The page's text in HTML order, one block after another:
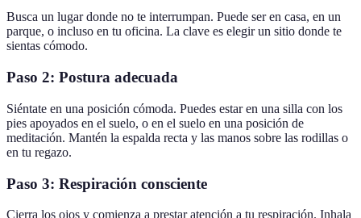
Busca un lugar donde no te interrumpan. Puede ser en casa, en un
parque, o incluso en tu oficina. La clave es elegir un sitio donde te
sientas cómodo.
Paso 2: Postura adecuada
Siéntate en una posición cómoda. Puedes estar en una silla con los
pies apoyados en el suelo, o en el suelo en una posición de
meditación. Mantén la espalda recta y las manos sobre las rodillas o
en tu regazo.
Paso 3: Respiración consciente
Cierra los ojos y comienza a prestar atención a tu respiración. Inhala